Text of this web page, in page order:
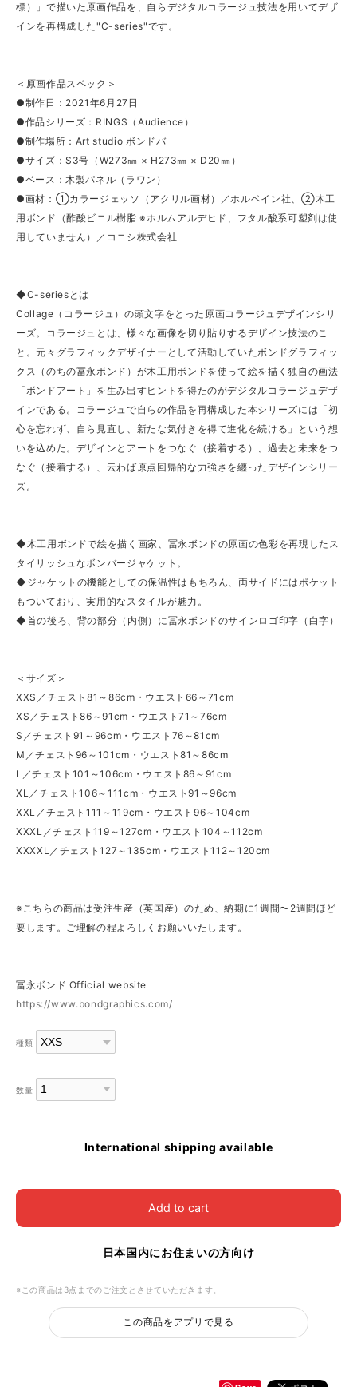
標）」で描いた原画作品を、自らデジタルコラージュ技法を用いてデザ
インを再構成した"C-series"です。
＜原画作品スペック＞
●制作日：2021年6月27日
●作品シリーズ：RINGS（Audience）
●制作場所：Art studio ボンドバ
●サイズ：S3号（W273㎜ × H273㎜ × D20㎜）
●ベース：木製パネル（ラワン）
●画材：①カラージェッソ（アクリル画材）／ホルベイン社、②木工
用ボンド（酢酸ビニル樹脂 ※ホルムアルデヒド、フタル酸系可塑剤は使
用していません）／コニシ株式会社
◆C-seriesとは
Collage（コラージュ）の頭文字をとった原画コラージュデザインシリ
ーズ。コラージュとは、様々な画像を切り貼りするデザイン技法のこ
と。元々グラフィックデザイナーとして活動していたボンドグラフィッ
クス（のちの冨永ボンド）が木工用ボンドを使って絵を描く独自の画法
「ボンドアート」を生み出すヒントを得たのがデジタルコラージュデザ
インである。コラージュで自らの作品を再構成した本シリーズには「初
心を忘れず、自ら見直し、新たな気付きを得て進化を続ける」という想
いを込めた。デザインとアートをつなぐ（接着する）、過去と未来をつ
なぐ（接着する）、云わば原点回帰的な力強さを纏ったデザインシリー
ズ。
◆木工用ボンドで絵を描く画家、冨永ボンドの原画の色彩を再現したス
タイリッシュなボンバージャケット。
◆ジャケットの機能としての保温性はもちろん、両サイドにはポケット
もついており、実用的なスタイルが魅力。
◆首の後ろ、背の部分（内側）に冨永ボンドのサインロゴ印字（白字）
＜サイズ＞
XXS／チェスト81～86cm・ウエスト66～71cm
XS／チェスト86～91cm・ウエスト71～76cm
S／チェスト91～96cm・ウエスト76～81cm
M／チェスト96～101cm・ウエスト81～86cm
L／チェスト101～106cm・ウエスト86～91cm
XL／チェスト106～111cm・ウエスト91～96cm
XXL／チェスト111～119cm・ウエスト96～104cm
XXXL／チェスト119～127cm・ウエスト104～112cm
XXXXL／チェスト127～135cm・ウエスト112～120cm
※こちらの商品は受注生産（英国産）のため、納期に1週間〜2週間ほど
要します。ご理解の程よろしくお願いいたします。
冨永ボンド Official website
https://www.bondgraphics.com/
種類
数量
International shipping available
Add to cart
日本国内にお住まいの方向け
※この商品は3点までのご注文とさせていただきます。
この商品をアプリで見る